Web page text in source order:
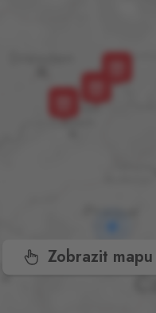
Zobrazit mapu